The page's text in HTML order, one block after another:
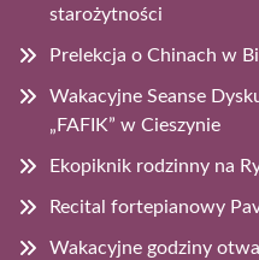
starożytności
Prelekcja o Chinach w
Wakacyjne Seanse
„FAFIK” w Cieszynie
Ekopiknik rodzinny na
Recital fortepianowy
Wakacyjne godziny